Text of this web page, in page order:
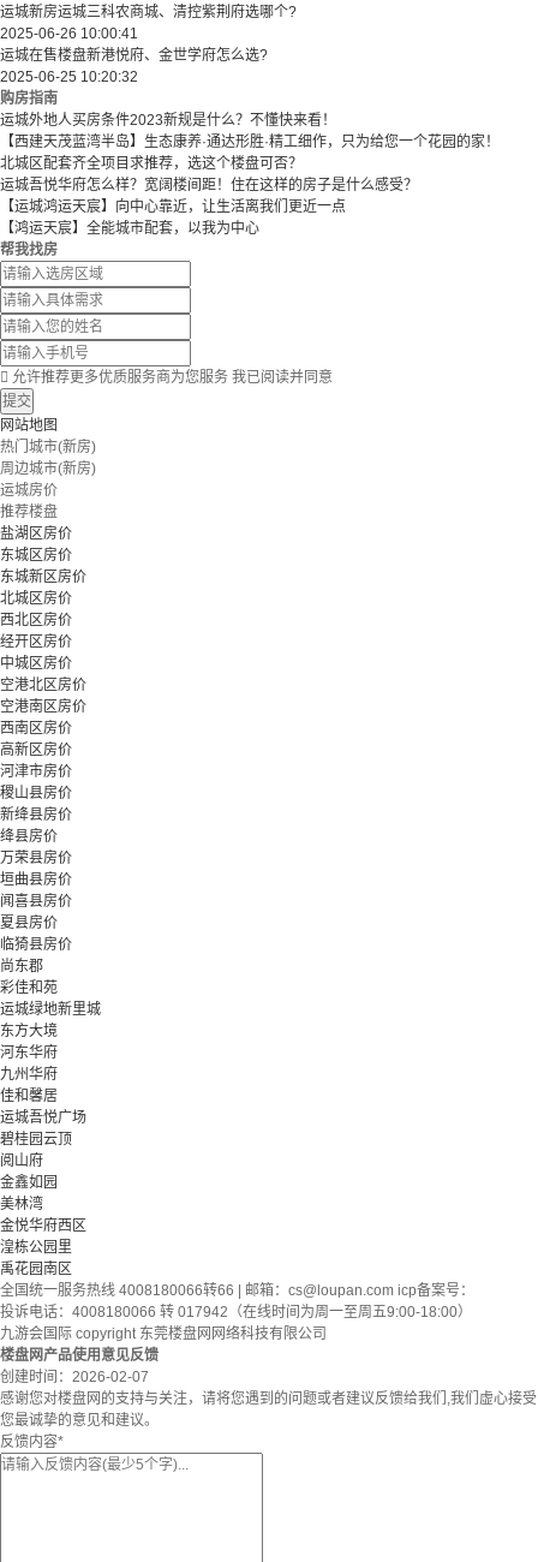
运城新房运城三科农商城、清控紫荆府选哪个?
2025-06-26 10:00:41
运城在售楼盘新港悦府、金世学府怎么选?
2025-06-25 10:20:32
购房指南
运城外地人买房条件2023新规是什么？不懂快来看！
【西建天茂蓝湾半岛】生态康养·通达形胜·精工细作，只为给您一个花园的家！
北城区配套齐全项目求推荐，选这个楼盘可否？
运城吾悦华府怎么样？宽阔楼间距！住在这样的房子是什么感受？
【运城鸿运天宸】向中心靠近，让生活离我们更近一点
【鸿运天宸】全能城市配套，以我为中心
帮我找房
 允许推荐更多优质服务商为您服务 我已阅读并同意
提交
网站地图
热门城市(新房)
周边城市(新房)
运城房价
推荐楼盘
盐湖区房价
东城区房价
东城新区房价
北城区房价
西北区房价
经开区房价
中城区房价
空港北区房价
空港南区房价
西南区房价
高新区房价
河津市房价
稷山县房价
新绛县房价
绛县房价
万荣县房价
垣曲县房价
闻喜县房价
夏县房价
临猗县房价
尚东郡
彩佳和苑
运城绿地新里城
东方大境
河东华府
九州华府
佳和馨居
运城吾悦广场
碧桂园云顶
阅山府
金鑫如园
美林湾
金悦华府西区
湟栋公园里
禹花园南区
全国统一服务热线 4008180066转66 | 邮箱： cs@loupan.com icp备案号：
投诉电话：4008180066 转 017942（在线时间为周一至周五9:00-18:00）
九游会国际 copyright 东莞楼盘网网络科技有限公司
楼盘网产品使用意见反馈
创建时间： 2026-02-07
感谢您对楼盘网的支持与关注，请将您遇到的问题或者建议反馈给我们,我们虚心接受
您最诚挚的意见和建议。
反馈内容*